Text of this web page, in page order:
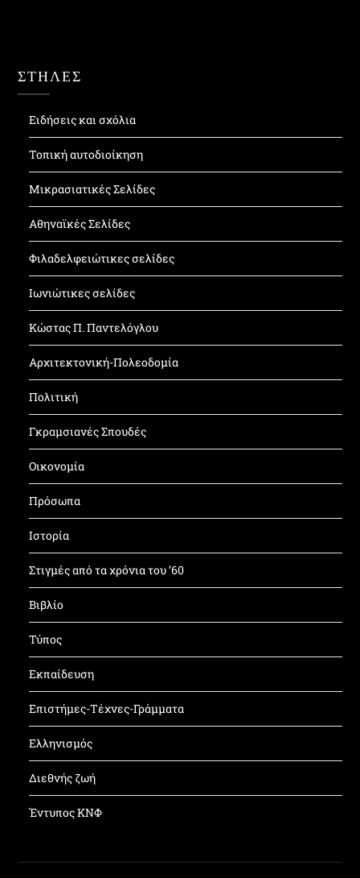
ΣΤΗΛΕΣ
Ειδήσεις και σχόλια
Τοπική αυτοδιοίκηση
Μικρασιατικές Σελίδες
Αθηναϊκές Σελίδες
Φιλαδελφειώτικες σελίδες
Ιωνιώτικες σελίδες
Κώστας Π. Παντελόγλου
Αρχιτεκτονική-Πολεοδομία
Πολιτική
Γκραμσιανές Σπουδές
Οικονομία
Πρόσωπα
Ιστορία
Στιγμές από τα χρόνια του ’60
Βιβλίο
Τύπος
Εκπαίδευση
Επιστήμες-Τέχνες-Γράμματα
Ελληνισμός
Διεθνής ζωή
Έντυπος ΚΝΦ